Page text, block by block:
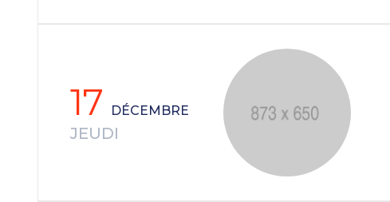
17DÉCEMBRE
JEUDI